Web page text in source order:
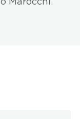
Marocchi.